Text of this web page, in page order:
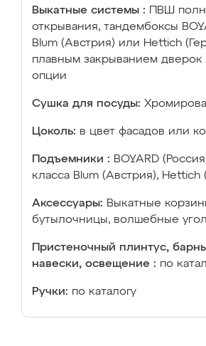
Выкатные системы :
ПВШ
открывания, тандембоксы
Blum (Австрия) или Hettich
плавным закрыванием дверок
опции
Сушка для посуды:
Цоколь: в цвет фасадов или
Подъемники : BOYARD
класса Blum (Австрия), Hettich
Аксессуары: Выкатные
бутылочницы, волшебные
Пристеночный плинтус,
навески, освещение : по
Ручки: по каталогу